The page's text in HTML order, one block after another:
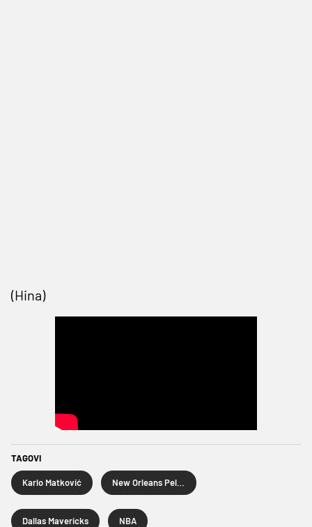
(Hina)
TAGOVI
Karlo Matković
Dallas Mavericks NBA